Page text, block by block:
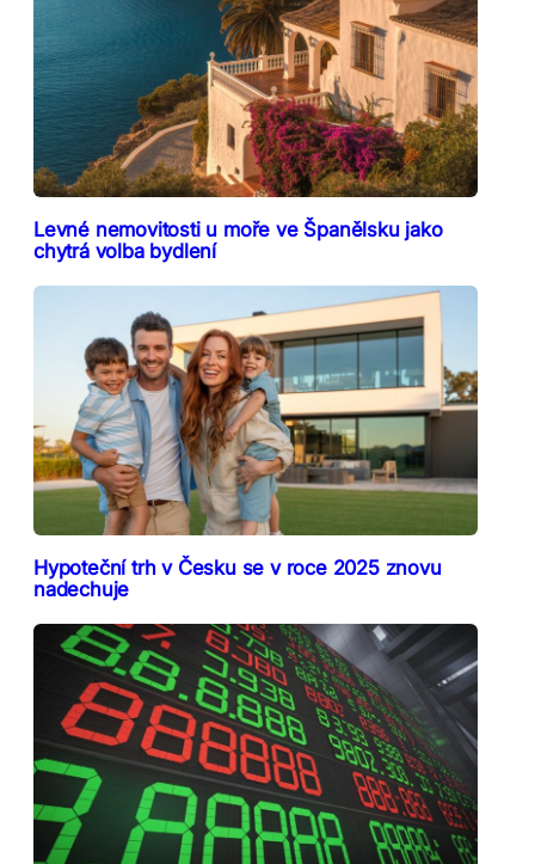
Levné nemovitosti u moře ve Španělsku jako
chytrá volba bydlení
Hypoteční trh v Česku se v roce 2025 znovu
nadechuje